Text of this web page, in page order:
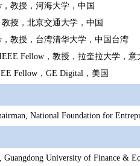
教授，河海大学，中国
授，北京交通大学，中国
教授，台湾清华大学，中国台湾
Fellow，教授，拉奎拉大学，意
Fellow，GE Digital，美国
National Foundation for
Guangdong University of Finance &